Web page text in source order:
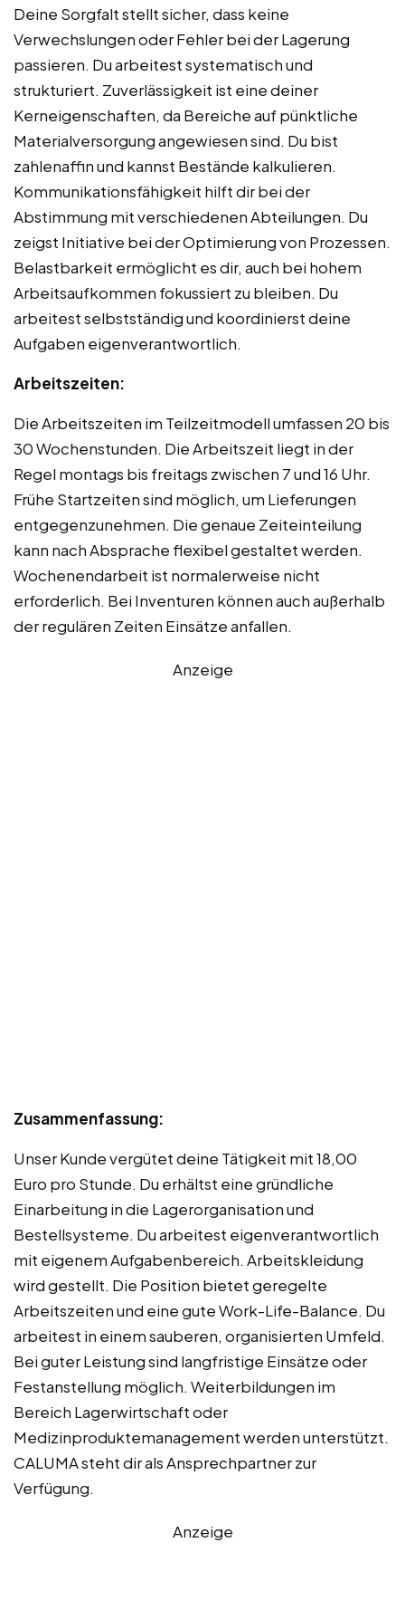
Deine Sorgfalt stellt sicher, dass keine
Verwechslungen oder Fehler bei der Lagerung
passieren. Du arbeitest systematisch und
strukturiert. Zuverlässigkeit ist eine deiner
Kerneigenschaften, da Bereiche auf pünktliche
Materialversorgung angewiesen sind. Du bist
zahlenaffin und kannst Bestände kalkulieren.
Kommunikationsfähigkeit hilft dir bei der
Abstimmung mit verschiedenen Abteilungen. Du
zeigst Initiative bei der Optimierung von Prozessen.
Belastbarkeit ermöglicht es dir, auch bei hohem
Arbeitsaufkommen fokussiert zu bleiben. Du
arbeitest selbstständig und koordinierst deine
Aufgaben eigenverantwortlich.
Arbeitszeiten:
Die Arbeitszeiten im Teilzeitmodell umfassen 20 bis
30 Wochenstunden. Die Arbeitszeit liegt in der
Regel montags bis freitags zwischen 7 und 16 Uhr.
Frühe Startzeiten sind möglich, um Lieferungen
entgegenzunehmen. Die genaue Zeiteinteilung
kann nach Absprache flexibel gestaltet werden.
Wochenendarbeit ist normalerweise nicht
erforderlich. Bei Inventuren können auch außerhalb
der regulären Zeiten Einsätze anfallen.
Anzeige
Zusammenfassung:
Unser Kunde vergütet deine Tätigkeit mit 18,00
Euro pro Stunde. Du erhältst eine gründliche
Einarbeitung in die Lagerorganisation und
Bestellsysteme. Du arbeitest eigenverantwortlich
mit eigenem Aufgabenbereich. Arbeitskleidung
wird gestellt. Die Position bietet geregelte
Arbeitszeiten und eine gute Work-Life-Balance. Du
arbeitest in einem sauberen, organisierten Umfeld.
Bei guter Leistung sind langfristige Einsätze oder
Festanstellung möglich. Weiterbildungen im
Bereich Lagerwirtschaft oder
Medizinproduktemanagement werden unterstützt.
CALUMA steht dir als Ansprechpartner zur
Verfügung.
Anzeige